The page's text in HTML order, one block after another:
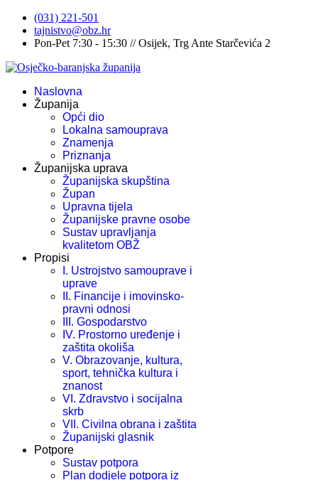
(031) 221-501
tajnistvo@obz.hr
Pon-Pet 7:30 - 15:30 // Osijek, Trg Ante Starčevića 2
Naslovna
Županija
Opći dio
Lokalna samouprava
Znamenja
Priznanja
Županijska uprava
Županijska skupština
Župan
Upravna tijela
Županijske pravne osobe
Sustav upravljanja
kvalitetom OBŽ
Propisi
I. Ustrojstvo samouprave i
uprave
II. Financije i imovinsko-
pravni odnosi
III. Gospodarstvo
IV. Prostorno uređenje i
zaštita okoliša
V. Obrazovanje, kultura,
sport, tehnička kultura i
znanost
VI. Zdravstvo i socijalna
skrb
VII. Civilna obrana i zaštita
Županijski glasnik
Potpore
Sustav potpora
Plan dodjele potpora iz